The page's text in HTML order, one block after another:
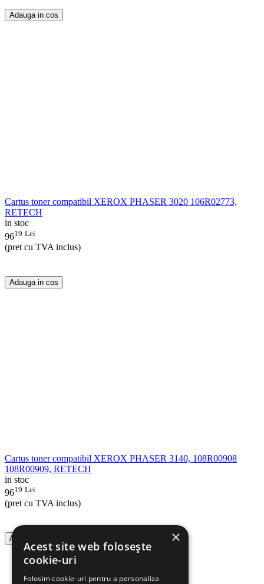
Adauga in cos
Cartus toner compatibil XEROX PHASER 3020 106R02773,
RETECH
in stoc
9619 Lei
(pret cu TVA inclus)
Adauga in cos
Cartus toner compatibil XEROX PHASER 3140, 108R00908
108R00909, RETECH
in stoc
9619 Lei
(pret cu TVA inclus)
Adauga in cos ×
Acest site web folosește
cookie-uri
Folosim cookie-uri pentru a personaliza